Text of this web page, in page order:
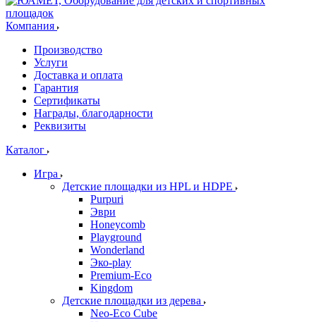
Компания
Производство
Услуги
Доставка и оплата
Гарантия
Сертификаты
Награды, благодарности
Реквизиты
Каталог
Игра
Детские площадки из HPL и HDPE
Purpuri
Эври
Honeycomb
Playground
Wonderland
Эко-play
Premium-Eco
Kingdom
Детские площадки из дерева
Neo-Eco Cube